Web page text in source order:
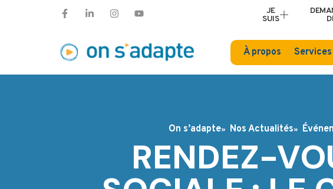
JE
SUIS
À propos
On s’adapte Nos Actualités
RENDEZ-